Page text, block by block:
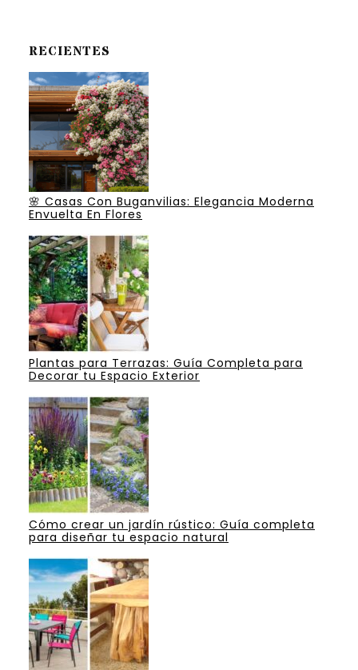
RECIENTES
🌸 Casas Con Buganvilias: Elegancia Moderna
Envuelta En Flores
Plantas para Terrazas: Guía Completa para
Decorar tu Espacio Exterior
Cómo crear un jardín rústico: Guía completa
para diseñar tu espacio natural